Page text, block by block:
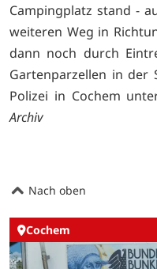
Campingplatz stand -
weiteren Weg in
dann noch durch
Gartenparzellen in der
Polizei in Cochem
Archiv
Nach oben
Cochem